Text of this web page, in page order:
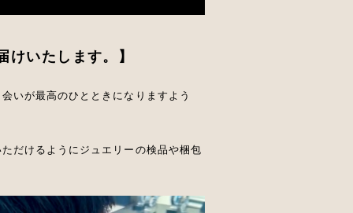
けいたします。】
いが最高のひとときになりますよう
だけるようにジュエリーの検品や梱包